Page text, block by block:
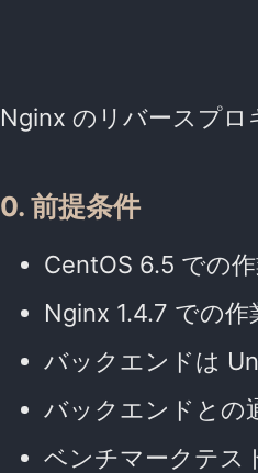
Nginx のリバースプロ
0. 前提条件
CentOS 6.5 での作
Nginx 1.4.7 での作
バックエンドは
バックエンドとの
ベンチマークテス